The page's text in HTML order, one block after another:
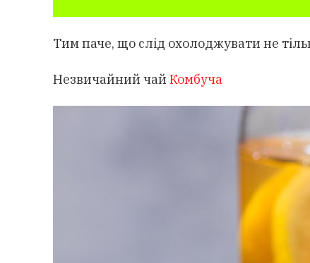
Тим паче, що слід охолоджувати не
Незвичайний чай Комбуча